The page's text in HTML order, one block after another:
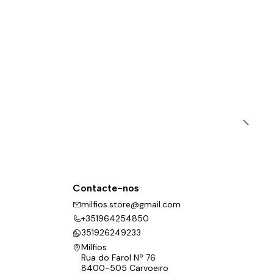
Contacte-nos
milfios.store@gmail.com
+351964254850
351926249233
Milfios
Rua do Farol Nº 76
8400-505 Carvoeiro